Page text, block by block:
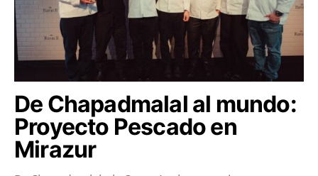
De Chapadmalal al mundo:
Proyecto Pescado en
Mirazur